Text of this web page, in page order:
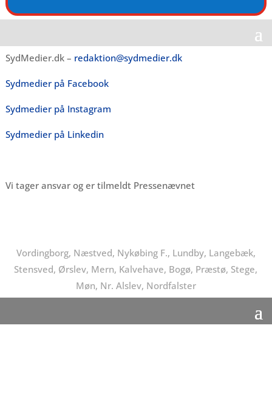
SydMedier.dk – redaktion@sydmedier.dk
Sydmedier på Facebook
Sydmedier på Instagram
Sydmedier på Linkedin
Vi tager ansvar og er tilmeldt Pressenævnet
Vordingborg, Næstved, Nykøbing F., Lundby, Langebæk,
Stensved, Ørslev, Mern, Kalvehave, Bogø, Præstø, Stege,
Møn, Nr. Alslev, Nordfalster